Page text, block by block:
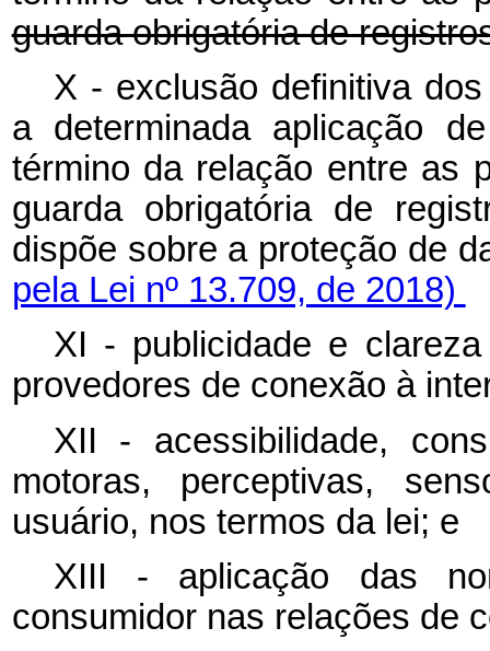
guarda obrigatória de
X - exclusão definitiva
a determinada aplicação
término da relação entre as
guarda obrigatória de
dispõe sobre a proteção
pela Lei nº 13.709, de 2018)
XI - publicidade e
provedores de conexão à
XII - acessibilidade,
motoras, perceptivas,
usuário, nos termos da lei; e
XIII - aplicação das
consumidor nas relações de